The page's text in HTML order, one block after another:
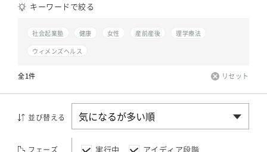
キーワードで絞る
社会起業塾 健康 女性 産前産後
理学療法
ウィメンズヘルス
全1件 リセット
並び替える
フェーズ 実行中 アイディア段階